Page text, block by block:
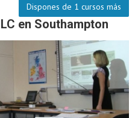
Dispones de 1 cursos más
en Southampton